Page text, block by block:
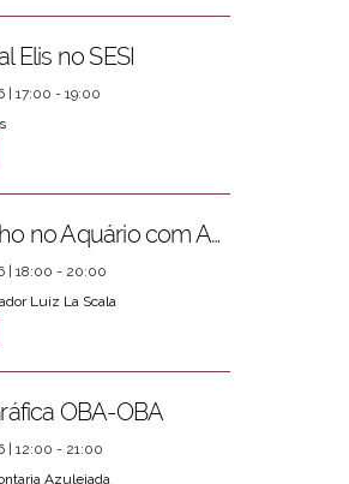
Elis no SESI
| 17:00 - 19:00
Chorinho no Aquário com Amigos da Música e Mari Torres
| 18:00 - 20:00
Luiz La Scala
OBA-OBA
| 12:00 - 21:00
Azulejada